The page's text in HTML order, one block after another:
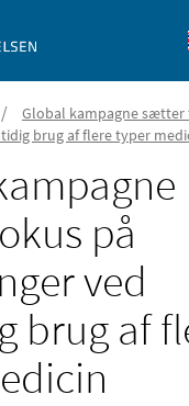
/
Global kampagne sætter
brug af flere typer
på
ved
brug af